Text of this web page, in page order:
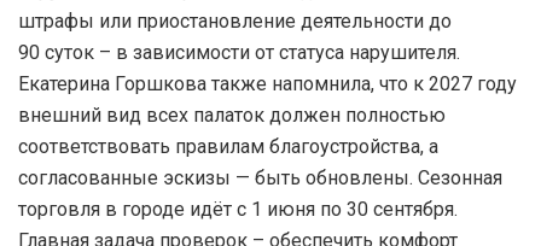
штрафы или приостановление деятельности до
90 суток – в зависимости от статуса нарушителя.
Екатерина Горшкова также напомнила, что к 2027 году
внешний вид всех палаток должен полностью
соответствовать правилам благоустройства, а
согласованные эскизы — быть обновлены. Сезонная
торговля в городе идёт с 1 июня по 30 сентября.
Главная задача проверок – обеспечить комфорт